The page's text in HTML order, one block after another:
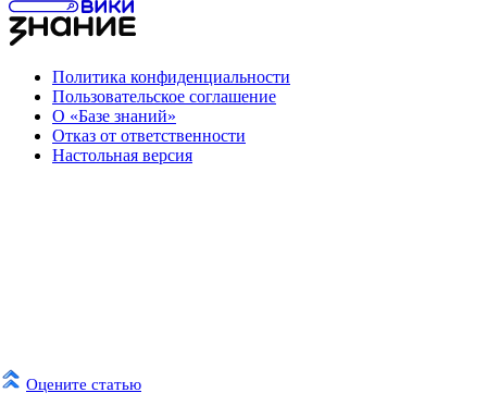
Оцените статью
Политика конфиденциальности
Пользовательское соглашение
О «Базе знаний»
Отказ от ответственности
Настольная версия